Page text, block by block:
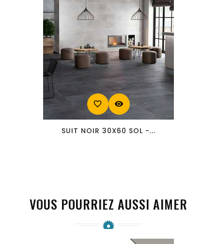
favorite_border visibility
SUIT NOIR 30X60 SOL -...
VOUS POURRIEZ AUSSI AIMER